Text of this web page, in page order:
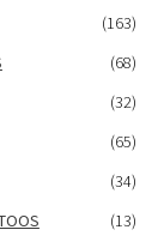
(163)
(68)
(32)
(65)
(34)
(13)